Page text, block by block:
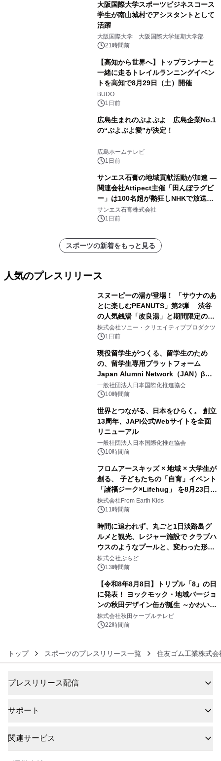
大阪国際大学スポーツビジネスコース
学生が南山城村でアシスタントとして
活躍
大阪国際大学 大阪国際大学短期大学部
21時間前
【高知から世界へ】トップランナーと
一緒に走るトレイルランニングイベン
トを高知で8月29日（土）開催
BUDO
1日前
広島生まれのぷよぷよ 広島企業No.1
の“ぷよぷよ愛”が決定！
広島ホームテレビ
1日前
サンエス石膏の地域貢献活動が加速 ―
関連会社Attipect主催「田んぼラグビ
ー」は100名超が熱狂しNHKで放送さ
れました。
サンエス石膏株式会社
1日前
スポーツの新着をもっと見る
人気のプレスリリース
スヌーピーの湯が登場！ 「サウナのあ
とに楽しむPEANUTS」第2弾 渋谷
の人気銭湯「改良湯」と期間限定のコ
ラボレーション サウナイキタイコラ
ボグッズも発売決定！
株式会社ソニー・クリエイティブプロダクツ
1日前
現役留学生がつくる、留学生のため
の、留学生専用プラットフォーム
Japan Alumni Network（JAN）β版
をリリース
一般社団法人日本国際化推進協会
10時間前
世界とつながる、日本をひらく。 創立
13周年、JAPI公式Webサイトを全面
リニューアル
一般社団法人日本国際化推進協会
10時間前
フロムアースキッズ × 地域 × 大学生が
創る、 子どもたちの「自育」イベント
「諸福ジーク×Lifehug」 を8月23日
(日)開催
株式会社From Earth Kids
11時間前
時間に追われず、丸ごと1日淡路島グ
ルメと観光、レジャー施設で クラブハ
ウスのようなプールと、変わった形の
サウナも 「THE BOXY AWAJI」のお
得な素泊まり連泊プランで
株式会社ぷらど
13時間前
【令和8年8月8日】トリプル「8」の日
に発表！ ヨックモック・地域バージョ
ンの秋田デザイン缶が誕生 ～かわいい
秋田犬の子犬と秋田の四季と名所を巡
るパッケージ～ 9月1日(火)秋田県内で
株式会社秋田ケーブルテレビ
22時間前
トップ スポーツのプレスリリース一覧 住友ゴム工業株式会
プレスリリース配信
サポート
関連サービス